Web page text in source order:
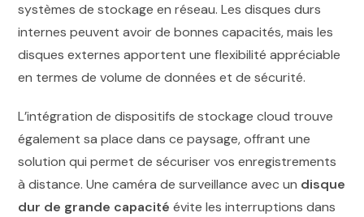
systèmes de stockage en réseau. Les disques durs
internes peuvent avoir de bonnes capacités, mais les
disques externes apportent une flexibilité appréciable
en termes de volume de données et de sécurité.
L’intégration de dispositifs de stockage cloud trouve
également sa place dans ce paysage, offrant une
solution qui permet de sécuriser vos enregistrements
à distance. Une caméra de surveillance avec un disque
dur de grande capacité évite les interruptions dans